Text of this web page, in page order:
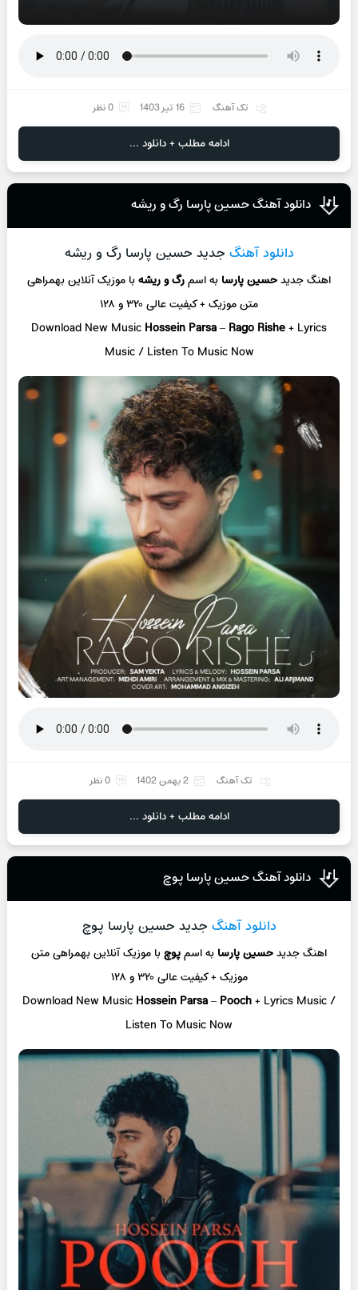
تک آهنگ 16 تیر 1403 0 نظر
ادامه مطلب + دانلود ...
دانلود آهنگ حسین پارسا رگ و ریشه
دانلود آهنگ جدید حسین پارسا رگ و ریشه
اهنگ جدیدحسین پارسا به اسمرگ و ریشهبا موزیک آنلاینبهمراهی
متن موزیک + کیفیت عالی ۳۲۰ و ۱۲۸
Download New Music Hossein Parsa– Rago Rishe+ Lyrics
Music / Listen To Music Now
تک آهنگ 2 بهمن 1402 0 نظر
ادامه مطلب + دانلود ...
دانلود آهنگ حسین پارسا پوچ
دانلود آهنگ جدید حسین پارسا پوچ
اهنگ جدیدحسین پارسا به اسمپوچبا موزیک آنلاینبهمراهی متن
موزیک + کیفیت عالی ۳۲۰ و ۱۲۸
Download New Music Hossein Parsa– Pooch+ Lyrics Music /
Listen To Music Now